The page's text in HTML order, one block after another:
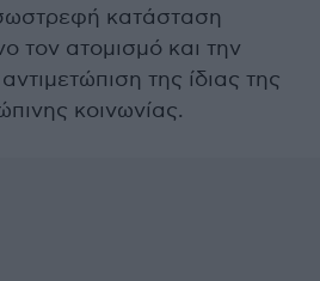
κατάσταση
τον ατομισμό και την
της ίδιας της
κοινωνίας.